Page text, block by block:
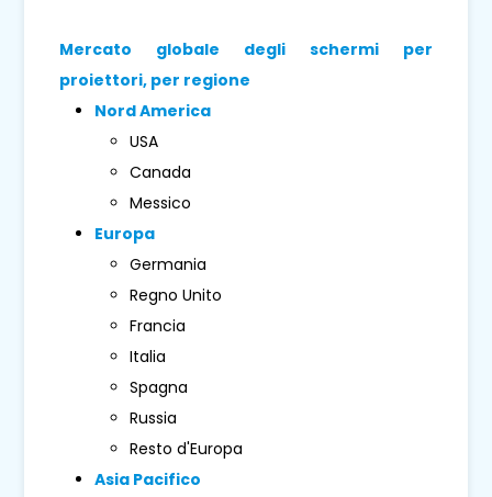
Mercato globale degli schermi per
proiettori, per regione
Nord America
USA
Canada
Messico
Europa
Germania
Regno Unito
Francia
Italia
Spagna
Russia
Resto d'Europa
Asia Pacifico